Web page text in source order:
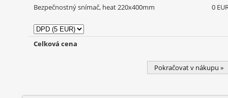
Bezpečnostný snímač, heat 220x400mm 0
Celková cena
Pokračovat v nákupu »